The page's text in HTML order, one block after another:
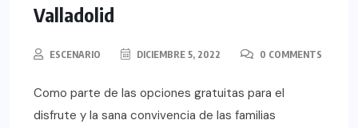
Valladolid
ESCENARIO DICIEMBRE 5, 2022 0 COMMENTS
Como parte de las opciones gratuitas para el
disfrute y la sana convivencia de las familias